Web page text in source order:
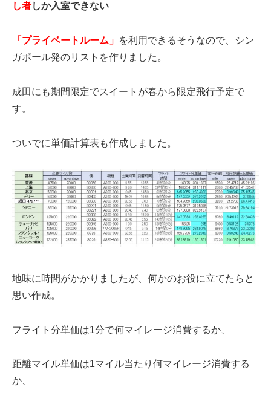
し者しか入室できない
「プライベートルーム」 を利用できるそうなので、シン
ガポール発のリストを作りました。
成田にも期間限定でスイートが春から限定飛行予定で
す。
ついでに単価計算表も作成しました。
地味に時間がかかりましたが、何かのお役に立てたらと
思い作成。
フライト分単価は1分で何マイレージ消費するか、
距離マイル単価は1マイル当たり何マイレージ消費する
か、